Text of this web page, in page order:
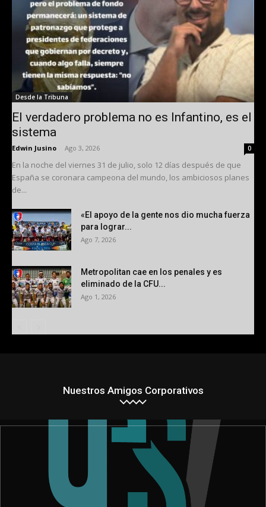
Desde la Tribuna
El verdadero problema no es Infantino, es el
sistema
Edwin Jusino Ago 3, 2026 0
En la noche del viernes 31 de julio, solo 12 días después de que
España se coronara campeona del mundo, los ambiciosos planes
de...
«El apoyo de la gente nos dio mucha fuerza
para lograr...
Ago 7, 2026
Metropolitan cae en los penales y es
eliminado de la CFU...
Ago 1, 2026
Nuestros Amigos Corporativos